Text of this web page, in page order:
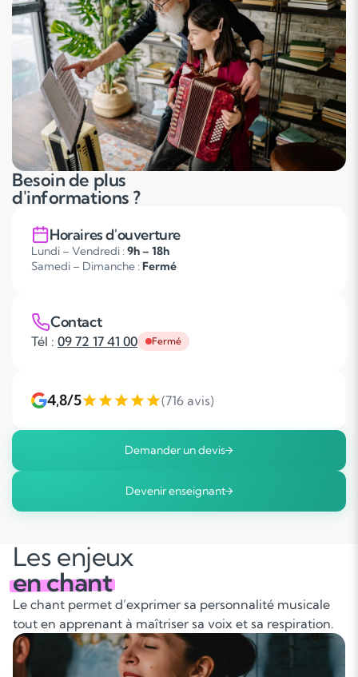
Besoin de plus
d'informations ?
Horaires d'ouverture
Lundi – Vendredi : 9h – 18h
Samedi – Dimanche : Fermé
Contact
Tél : 09 72 17 41 00 Fermé
4,8/5 (716 avis)
Demander un devis
Devenir enseignant
Les enjeux
en chant
Le chant permet d’exprimer sa personnalité musicale
tout en apprenant à maîtriser sa voix et sa respiration.